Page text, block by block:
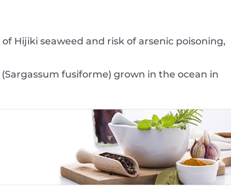
of Hijiki seaweed and risk of arsenic poisoning,
fusiforme) grown in the ocean in